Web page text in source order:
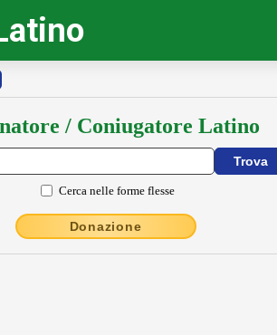
/ Coniugatore Latino
Cerca nelle forme flesse
Donazione